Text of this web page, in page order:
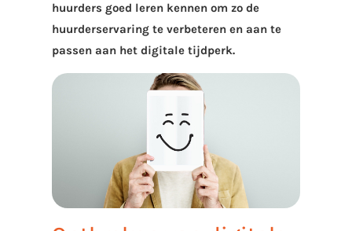
huurders goed leren kennen om zo de
huurderservaring te verbeteren en aan te
passen aan het digitale tijdperk.